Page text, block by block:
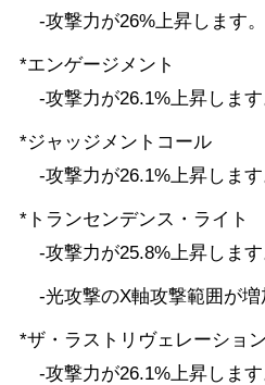
-攻撃力が26%上昇します。
*エンゲージメント
-攻撃力が26.1%上昇します
*ジャッジメントコール
-攻撃力が26.1%上昇します
*トランセンデンス・ライト
-攻撃力が25.8%上昇します
-光攻撃のX軸攻撃範囲が増
*ザ・ラストリヴェレーション
-攻撃力が26.1%上昇します